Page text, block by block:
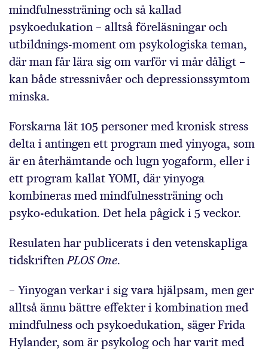
mindfulnessträning och så kallad
psykoedukation – alltså föreläsningar och
utbildnings-moment om psykologiska teman,
där man får lära sig om varför vi mår dåligt –
kan både stressnivåer och depressionssymtom
minska.
Forskarna lät 105 personer med kronisk stress
delta i antingen ett program med yinyoga, som
är en återhämtande och lugn yogaform, eller i
ett program kallat YOMI, där yinyoga
kombineras med mindfulnessträning och
psyko-edukation. Det hela pågick i 5 veckor.
Resulaten har publicerats i den vetenskapliga
tidskriften PLOS One.
– Yinyogan verkar i sig vara hjälpsam, men ger
alltså ännu bättre effekter i kombination med
mindfulness och psykoedukation, säger Frida
Hylander, som är psykolog och har varit med